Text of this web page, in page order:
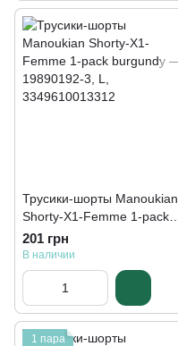
Трусики-шорты Manoukian
Shorty-X1-Femme 1-pack
burgundy — 19890192-3
201 грн
В наличии
1 пара